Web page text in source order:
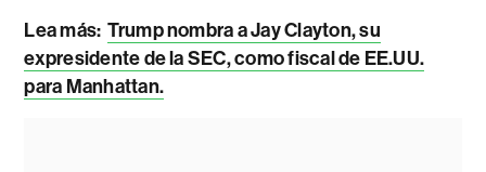
Lea más: Trump nombra a Jay Clayton, su
expresidente de la SEC, como fiscal de EE.UU.
para Manhattan.